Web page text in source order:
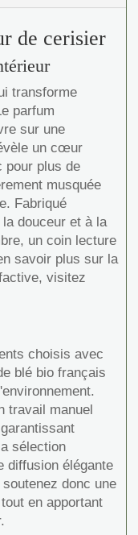
de cerisier
transforme
parfum
sur une
un cœur
pour plus de
musquée
Fabriqué
douceur et à la
un coin lecture
savoir plus sur la
visitez
choisis avec
blé bio français
travail manuel
sélection
diffusion élégante
donc une
en apportant